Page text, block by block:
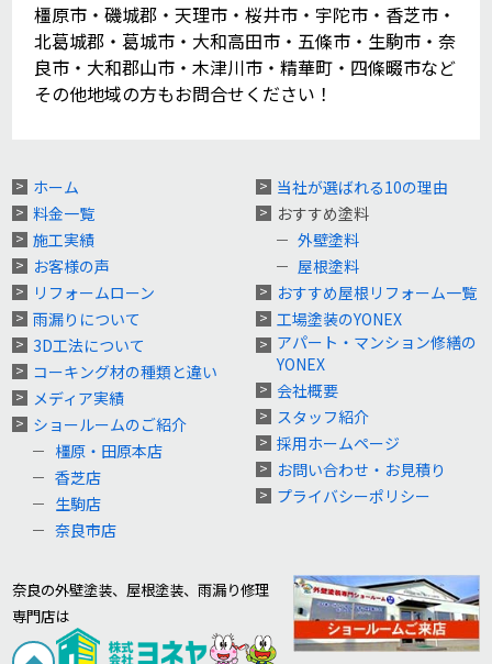
橿原市・磯城郡・天理市・桜井市・宇陀市・香芝市・
北葛城郡・葛城市・大和高田市・五條市・生駒市・奈
良市・大和郡山市・木津川市・精華町・四條畷市など
その他地域の方もお問合せください！
ホーム
料金一覧
施工実績
お客様の声
リフォームローン
雨漏りについて
3D工法について
コーキング材の種類と違い
メディア実績
ショールームのご紹介
橿原・田原本店
香芝店
生駒店
奈良市店
当社が選ばれる10の理由
おすすめ塗料
外壁塗料
屋根塗料
おすすめ屋根リフォーム一覧
工場塗装のYONEX
アパート・マンション修繕の
YONEX
会社概要
スタッフ紹介
採用ホームページ
お問い合わせ・お見積り
プライバシーポリシー
奈良の外壁塗装、屋根塗装、雨漏り修理
専門店は